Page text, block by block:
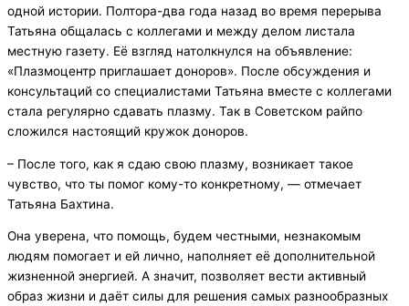
одной истории. Полтора-два года назад во время перерыва
Татьяна общалась с коллегами и между делом листала
местную газету. Её взгляд натолкнулся на объявление:
«Плазмоцентр приглашает доноров». После обсуждения и
консультаций со специалистами Татьяна вместе с коллегами
стала регулярно сдавать плазму. Так в Советском райпо
сложился настоящий кружок доноров.
– После того, как я сдаю свою плазму, возникает такое
чувство, что ты помог кому-то конкретному, — отмечает
Татьяна Бахтина.
Она уверена, что помощь, будем честными, незнакомым
людям помогает и ей лично, наполняет её дополнительной
жизненной энергией. А значит, позволяет вести активный
образ жизни и даёт силы для решения самых разнообразных